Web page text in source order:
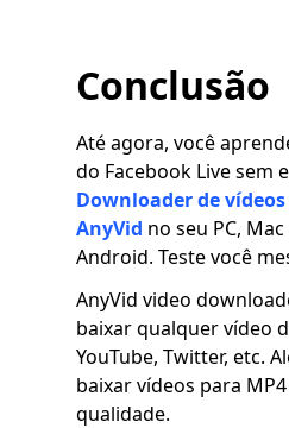
Conclusão
Até agora, você
do Facebook Live sem
Downloader de
AnyVid no seu PC,
Android. Teste você
AnyVid video
baixar qualquer vídeo
YouTube, Twitter, etc.
baixar vídeos para
qualidade.